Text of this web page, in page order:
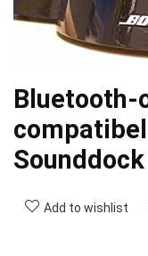
Bluetooth-
Add to wishlist